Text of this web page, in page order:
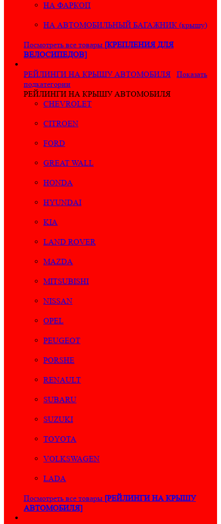
НА ФАРКОП
НА АВТОМОБИЛЬНЫЙ БАГАЖНИК (крышу)
Посмотреть все товары [КРЕПЛЕНИЯ ДЛЯ
ВЕЛОСИПЕДОВ]
РЕЙЛИНГИ НА КРЫШУ АВТОМОБИЛЯ
Показать
подкатегории
РЕЙЛИНГИ НА КРЫШУ АВТОМОБИЛЯ
CHEVROLET
CITROEN
FORD
GREAT WALL
HONDA
HYUNDAI
KIA
LAND ROVER
MAZDA
MITSUBISHI
NISSAN
OPEL
PEUGEOT
PORSHE
RENAULT
SUBARU
SUZUKI
TOYOTA
VOLKSWAGEN
LADA
Посмотреть все товары [РЕЙЛИНГИ НА КРЫШУ
АВТОМОБИЛЯ]